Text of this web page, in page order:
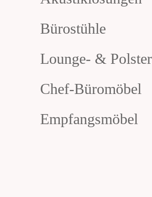
Bürostühle
Lounge- &
Chef-Büromöbel
Empfangsmöbel